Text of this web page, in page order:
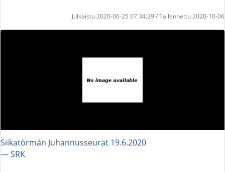
Julkaistu 2020-06-25 07:34:29 / Tallennettu 2020-10-06
Siikatörmän Juhannusseurat 19.6.2020
― SRK